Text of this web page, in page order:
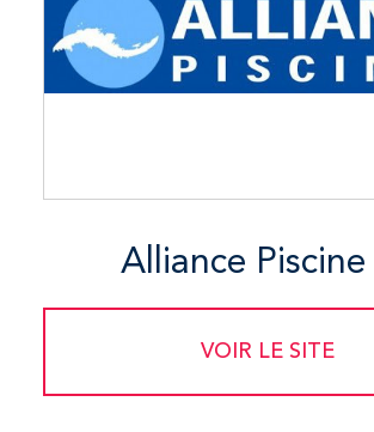
Alliance Piscine
VOIR LE SITE